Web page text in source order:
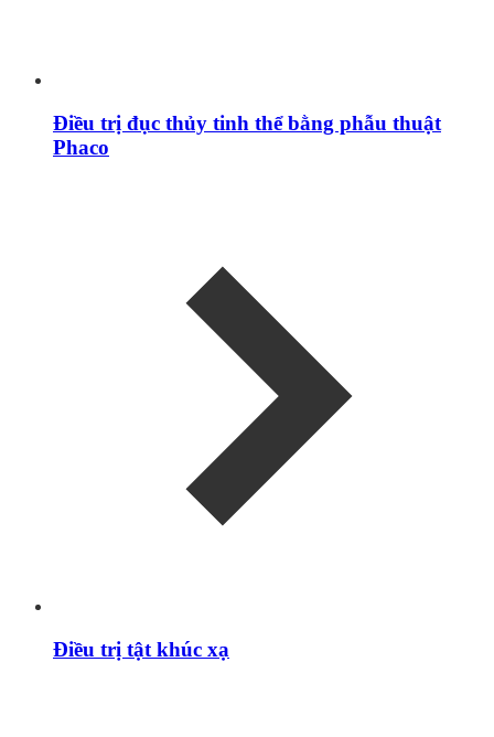
Điều trị đục thủy tinh thể bằng phẫu thuật
Phaco
Điều trị tật khúc xạ